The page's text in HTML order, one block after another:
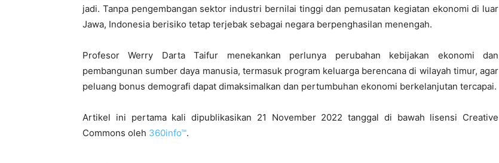
jadi. Tanpa pengembangan sektor industri bernilai tinggi dan pemusatan kegiatan ekonomi di luar
Jawa, Indonesia berisiko tetap terjebak sebagai negara berpenghasilan menengah.
Profesor Werry Darta Taifur menekankan perlunya perubahan kebijakan ekonomi dan
pembangunan sumber daya manusia, termasuk program keluarga berencana di wilayah timur, agar
peluang bonus demografi dapat dimaksimalkan dan pertumbuhan ekonomi berkelanjutan tercapai.
Artikel ini pertama kali dipublikasikan 21 November 2022 tanggal di bawah lisensi Creative
Commons oleh 360info™.